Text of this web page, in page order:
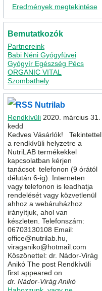
Eredmények megtekintése
Bemutatkozók
Partnereink
Babi Néni Gyógyfüvei
Gyógyír Egészség Pécs
ORGANIC VITAL
Szombathely
Nutrilab
Rendkívüli 2020. március 31.
kedd
Kedves Vásárlók! Tekintettel
a rendkívüli helyzetre a
NutriLAB termékekkel
kapcsolatban kérjen
tanácsot telefonon (9 órától
délután 6-ig). Interneten
vagy telefonon is leadhatja
rendelését vagy közvetlenül
ahhoz a webáruházhoz
irányítjuk, ahol van
készleten. Telefonszám:
06703130108 Email:
office@nutrilab.hu,
viraganiko@hotmail.com
Köszönettel: dr. Nádor-Virág
Anikó The post Rendkívüli
first appeared on .
dr. Nádor-Virág Anikó